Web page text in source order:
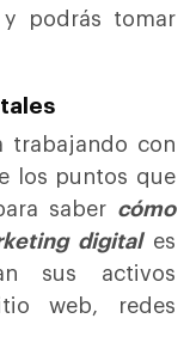
y podrás tomar
trabajando con
los puntos que
saber cómo
digitales
sus activos
web, redes